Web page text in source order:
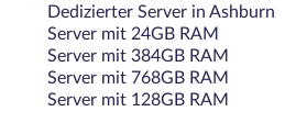
Dedizierter Server in Ashburn
Server mit 24GB RAM
Server mit 384GB RAM
Server mit 768GB RAM
Server mit 128GB RAM